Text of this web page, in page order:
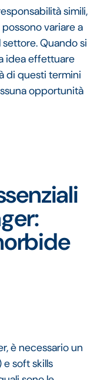
simili,
variare a
Quando si
idea effettuare
di questi termini
opportunità
è necessario un
soft skills